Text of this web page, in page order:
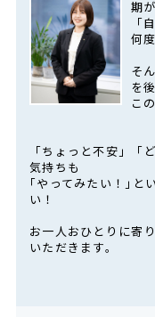
期
「
何
そ
を
こ
「ちょっと不安」「
気持ちも
｢やってみたい！｣と
い！
お一人おひとりに寄
いただきます。